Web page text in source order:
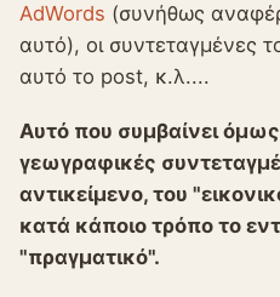
AdWords (συνήθως
αυτό), οι συντεταγμένες
αυτό το post, κ.λ....
Αυτό που συμβαίνει
γεωγραφικές
αντικείμενο, του
κατά κάποιο τρόπο το
"πραγματικό".